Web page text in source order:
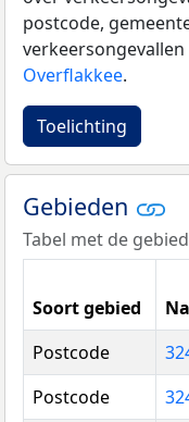
postcode,
verkeersongevallen
Overflakkee.
Toelichting
Gebieden
Tabel met de
Soort gebied
Postcode
Postcode